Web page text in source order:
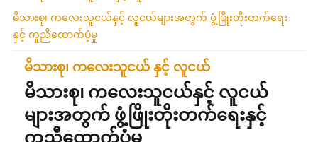
မိသားစု၊ ကလေးသူငယ်နှင့် လူငယ်များအတွက် ဖွံ့ဖြိုးတိုးတက်ရေး
နှင့် ကူညီထောက်ပံ့မှု
မိသားစု၊ ကလေးသူငယ် နှင့် လူငယ်
မိသားစု၊ ကလေးသူငယ်နှင့် လူငယ်
များအတွက် ဖွံ့ဖြိုးတိုးတက်ရေးနှင့်
ကူညီထောက်ပံ့မှု